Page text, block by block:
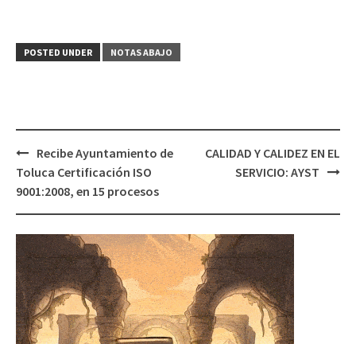
POSTED UNDER NOTAS ABAJO
Post
navigation
Recibe Ayuntamiento de
Toluca Certificación ISO
9001:2008, en 15 procesos
CALIDAD Y CALIDEZ EN EL
SERVICIO: AYST